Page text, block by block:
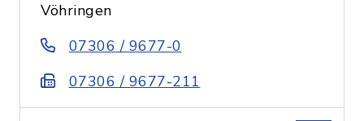
Vöhringen
07306 / 9677-0
07306 / 9677-211